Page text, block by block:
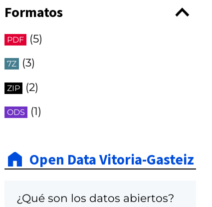
Formatos
PDF (5)
7Z (3)
ZIP (2)
ODS (1)
Open Data Vitoria-Gasteiz
¿Qué son los datos abiertos?